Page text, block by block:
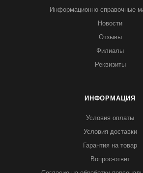
Информационно-справочные
Новости
Отзывы
Филиалы
Реквизиты
ИНФОРМАЦИЯ
Условия оплаты
Условия доставки
Гарантия на товар
Вопрос-ответ